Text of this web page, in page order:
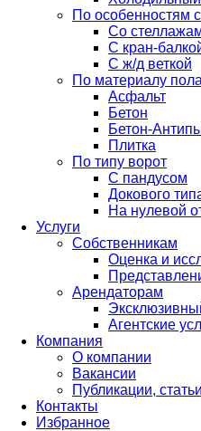
По особенностям
Со
С кран-
С ж/д веткой
По материалу пола
Асфальт
Бетон
Бетон-
Плитка
По типу ворот
С пандусом
Докового
На нулевой
Услуги
Собственникам
Оценка и
Арендаторам
Агентские
Компания
О компании
Вакансии
Публикации, статьи
Контакты
Избранное